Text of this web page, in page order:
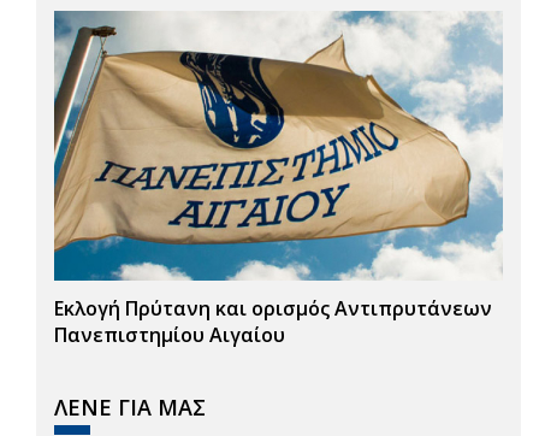
Εκλογή Πρύτανη και ορισμός Αντιπρυτάνεων
Πανεπιστημίου Αιγαίου
ΛΕΝΕ ΓΙΑ ΜΑΣ